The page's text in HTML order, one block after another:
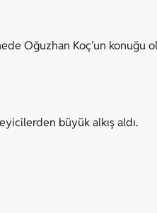
Oğuzhan Koç’un konuğu
büyük alkış aldı.